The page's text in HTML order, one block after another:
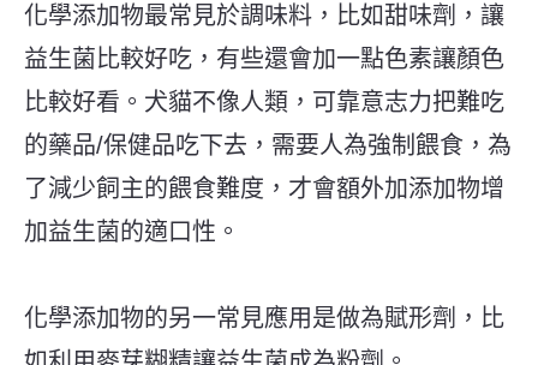
化學添加物最常見於調味料，比如甜味劑，讓
益生菌比較好吃，有些還會加一點色素讓顏色
比較好看。犬貓不像人類，可靠意志力把難吃
的藥品/保健品吃下去，需要人為強制餵食，為
了減少飼主的餵食難度，才會額外加添加物增
加益生菌的適口性。
化學添加物的另一常見應用是做為賦形劑，比